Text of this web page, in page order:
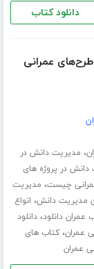
دانلود کتاب
عمرانی
، مدیریت دانش در
دانش در پروژه های
چیست، مدیریت
مدیریت دانش، انواع
عمران دانلود،دانلود
عمران،کتاب های
عمران